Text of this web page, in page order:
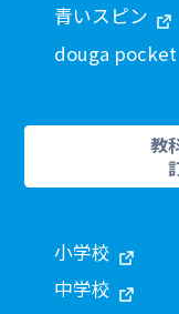
青いスピン
douga pocket
教
小学校
中学校